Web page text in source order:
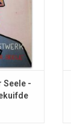
Seele -